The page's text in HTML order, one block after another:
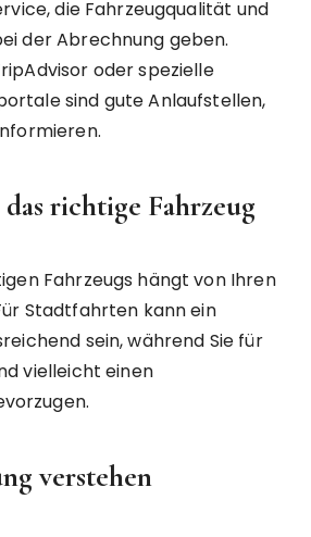
die Fahrzeugqualität und
der Abrechnung geben.
oder spezielle
sind gute Anlaufstellen,
richtige Fahrzeug
Fahrzeugs hängt von Ihren
Stadtfahrten kann ein
sein, während Sie für
vielleicht einen
verstehen